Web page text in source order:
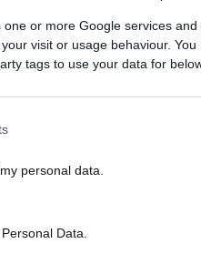
or more Google services
visit or usage behaviour.
tags to use your data for
personal data.
Data.
της σειράς λόγω
στη δράση και θα
με τους
μένουν εκτός είναι
του Γιώργου